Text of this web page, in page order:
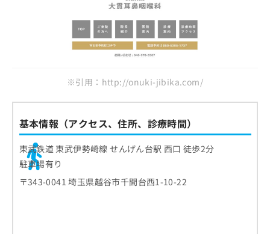
※引用：http://onuki-jibika.com/
基本情報（アクセス、住所、診療時間）
東武鉄道 東武伊勢崎線 せんげん台駅 西口 徒歩2分
駐車場有り
〒343-0041 埼玉県越谷市千間台西1-10-22